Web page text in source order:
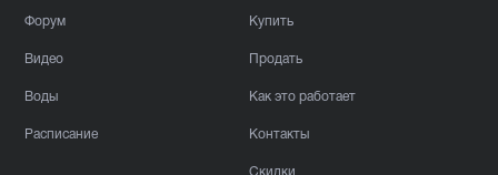
Форум
Видео
Воды
Расписание
Купить
Продать
Как это работает
Контакты
Скидки